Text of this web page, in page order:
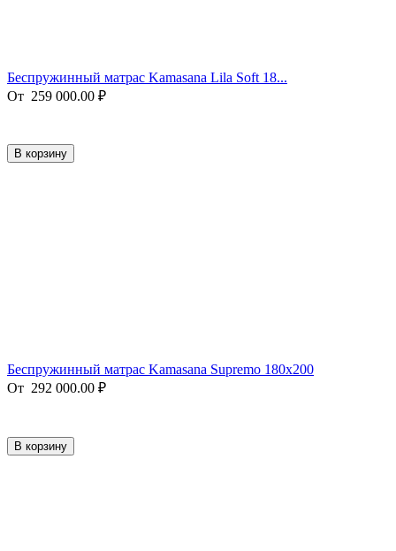
Беспружинный матрас Kamasana Lila Soft 18...
От 259 000.00 ₽
В корзину
Беспружинный матрас Kamasana Supremo 180x200
От 292 000.00 ₽
В корзину